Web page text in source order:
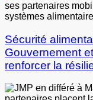
Sécurité
Gouvernement
renforcer la